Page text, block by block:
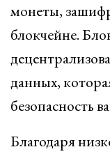
монеты,
блокчейне.
данных,
безопасность
Благодаря